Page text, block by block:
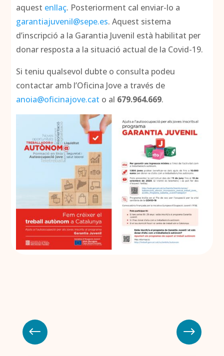
aquest enllaç. Posteriorment cal enviar-lo a
garantiajuvenil@sepe.es. Aquest sistema
d’inscripció a la Garantia Juvenil està habilitat per
donar resposta a la situació actual de la Covid-19.
Si teniu qualsevol dubte o consulta podeu
contactar amb l’Oficina Jove a través de
anoia@oficinajove.cat o al 679.964.669.